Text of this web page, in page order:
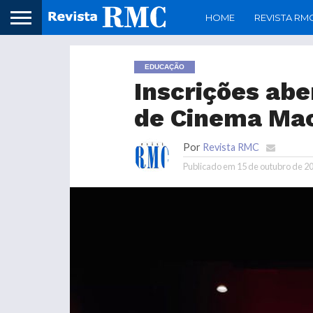
HOME REVISTA
EDUCAÇÃO
Inscrições
de Cinema
Por Revista RMC
Publicado em 15 de outubro de